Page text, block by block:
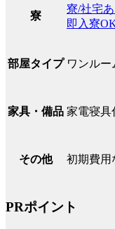
寮
寮/社宅
即入寮
部屋タイプ ワンルー
家具・備品 家電寝具
その他 初期費用
PRポイント